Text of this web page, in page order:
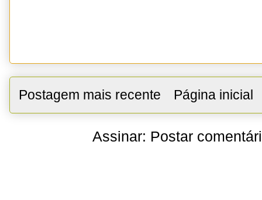
Postagem mais recente Página inicial
Assinar: Postar